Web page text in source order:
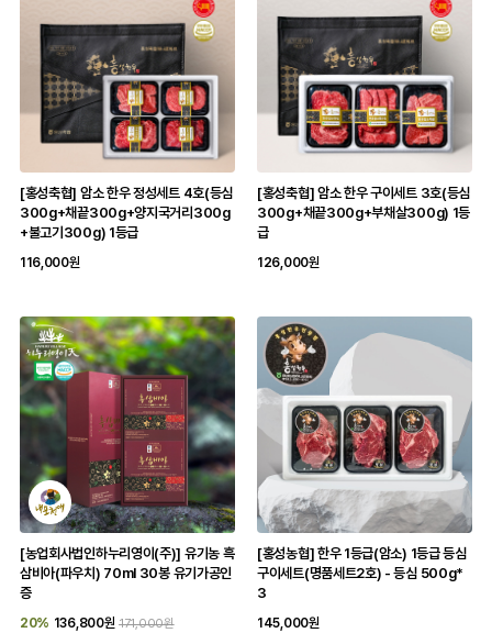
[홍성축협] 암소 한우 정성세트 4호(등심
300g+채끝300g+양지국거리300g
+불고기300g) 1등급
116,000원
[홍성축협] 암소 한우 구이세트 3호(등심
300g+채끝300g+부채살300g) 1등
급
126,000원
[농업회사법인하누리영이(주)] 유기농 흑
삼비아(파우치) 70ml 30봉 유기가공인
증
20% 136,800원 171,000원
[홍성농협] 한우 1등급(암소) 1등급 등심
구이세트(명품세트2호) - 등심 500g*
3
145,000원